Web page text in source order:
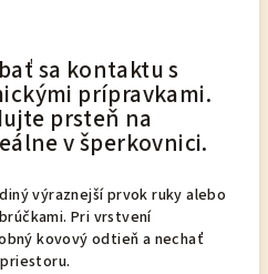
sa kontaktu s
prípravkami.
prsteň na
v šperkovnici.
výraznejší prvok ruky alebo
Pri vrstvení
kovový odtieň a nechať